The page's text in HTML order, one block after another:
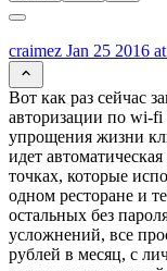
craimez Jan 25 2016
Вот как раз сейчас
авторизации по wi-fi
упрощения жизни
идет
точках, которые
одном ресторане и
остальных без
усложнений, все
рублей в месяц, с